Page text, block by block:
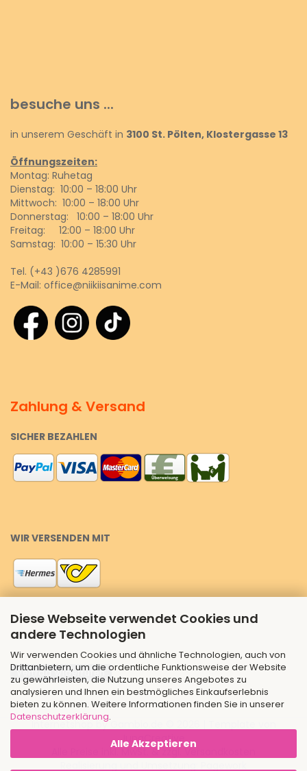
Diese Webseite verwendet Cookies und
andere Technologien
Wir verwenden Cookies und ähnliche Technologien, auch von
Drittanbietern, um die ordentliche Funktionsweise der Website
zu gewährleisten, die Nutzung unseres Angebotes zu
analysieren und Ihnen ein bestmögliches Einkaufserlebnis
bieten zu können. Weitere Informationen finden Sie in unserer
Datenschutzerklärung.
Alle Akzeptieren
besuche uns ...
in unserem Geschäft in 3100 St. Pölten, Klostergasse 13
Öffnungszeiten:
Montag: Ruhetag
Dienstag: 10:00 – 18:00 Uhr
Mittwoch: 10:00 – 18:00 Uhr
Donnerstag: 10:00 – 18:00 Uhr
Freitag: 12:00 – 18:00 Uhr
Samstag: 10:00 – 15:30 Uhr
Tel. (+43 )676 4285991
E-Mail: office@niikiisanime.com
Zahlung & Versand
SICHER BEZAHLEN
WIR VERSENDEN MIT
Vertrag widerrufen
by Gambio.de © 2026 | Template von
JungCreative.
Alle Preise inkl. MwSt. & zzgl. Versandkosten